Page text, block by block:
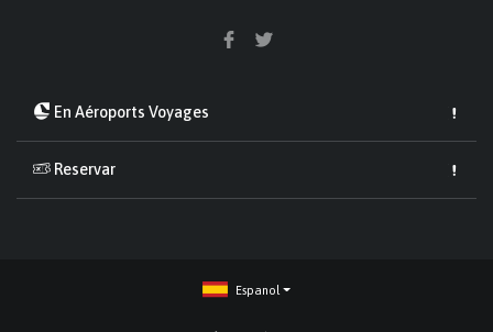
En Aéroports Voyages
Reservar
Espanol